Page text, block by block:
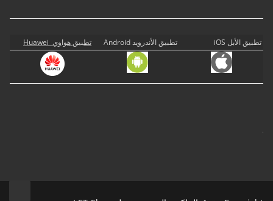
تطبيق الأبل iOS تطبيق الأندرويد Android تطبيق هواوي Huawei